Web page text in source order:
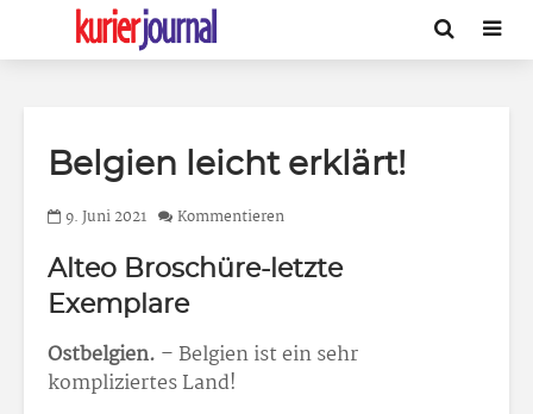
Belgien leicht erklärt!
9. Juni 2021 Kommentieren
Alteo Broschüre-letzte
Exemplare
Ostbelgien. – Belgien ist ein sehr
kompliziertes Land!